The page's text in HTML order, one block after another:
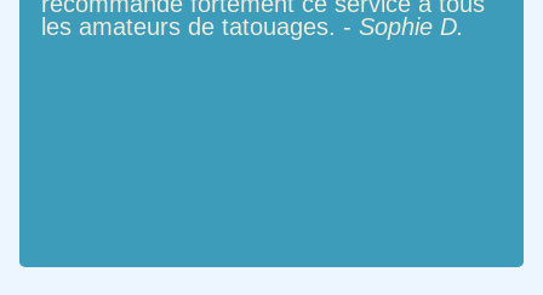
les amateurs de tatouages. - Sophie D.